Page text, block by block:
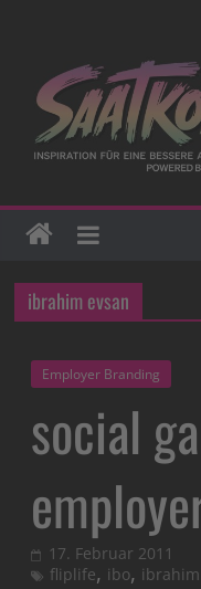
ibrahim evsan
Employer Branding
social
17. Februar 2011
fliplife, ibo, ibrahim